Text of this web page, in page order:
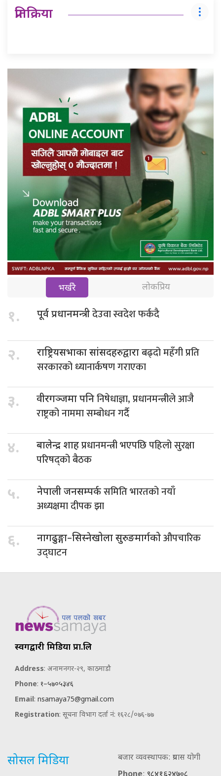
प्रतिक्रिया
भर्खरै लोकप्रिय
१. पूर्व प्रधानमन्त्रीदेउवा स्वदेश फर्कदै
२. राष्ट्रियसभाका सांसदहरुद्वाराबढ्दो महँगी प्रति
सरकारको ध्यानार्कषण गराएका
३. वीरगञ्जमा पनिनिषेधाज्ञा, प्रधानमन्त्रीले आजै
राष्ट्रको नाममा सम्बोधन गर्दै
४. बालेन्द्र शाहप्रधानमन्त्री भएपछि पहिलो सुरक्षा
परिषद्को बैठक
५. नेपाली जनसम्पर्कसमिति भारतको नयाँ
अध्यक्षमा दीपक झा
६. नागढुङ्गा–सिस्नेखोला सुरुङमार्गकोऔपचारिक
उद्घाटन
स्वर्गद्वारी मिडिया प्रा.लि
Address: अनामनगर-२९, काठमाडौ
Phone: १–५७०५३४६
Email: nsamaya75@gmail.com
Registration: सूचना विभाग दर्ता नं: १६२८/०७६-७७
सोसल मिडिया
बजार व्यवस्थापक: प्रयास योगी